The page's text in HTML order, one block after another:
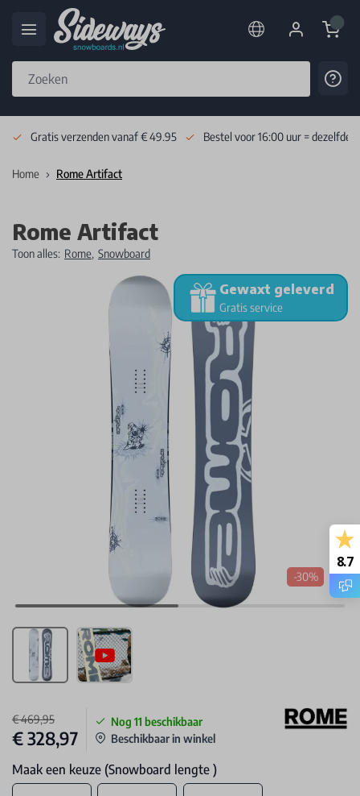
Cart
Gratis verzenden vanaf € 49.95 Bestel voor 16:00 uur = dezelfde
Home Rome Artifact
Rome Artifact
Toon alles: Rome, Snowboard
Gewaxt geleverd
Gratis service
-30%
€ 469,95
€ 328,97
Nog 11 beschikbaar
Beschikbaar in winkel
Maak een keuze (Snowboard lengte )
8.7